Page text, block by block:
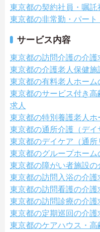
東京都の契約社員・嘱託
東京都の非常勤・パート
サービス内容
東京都の訪問介護の介護
東京都の介護老人保健施
東京都の有料老人ホーム
東京都のサービス付き
求人
東京都の特別養護老人ホ
東京都の通所介護（デイ
東京都のデイケア（通所
東京都のグループホーム
東京都の障がい者施設の
東京都の訪問入浴の介護
東京都の訪問看護の介護
東京都の訪問診療の介護
東京都の定期巡回の介護
東京都のケアハウス・高